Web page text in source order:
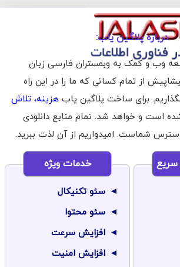
درباره پلاگین یاب:
وب و کمک به وبمستران فارسی زبان
از تمام کسانی که ما را در این راه
برای ساخت پلاگین یاب هزینه، تلاش
است و خواهد شد. تمام منابع دانلودی
شماست. امیدواریم از آن لذت ببرید.
خدمات ویژه
سئو تکنیکال
سئو محتوا
افزایش سرعت
افزایش امنیت